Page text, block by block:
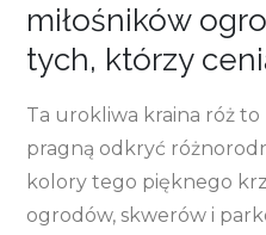
miłośników
tych, którzy
Ta urokliwa kraina róż
pragną odkryć
kolory tego pięknego
ogrodów, skwerów i